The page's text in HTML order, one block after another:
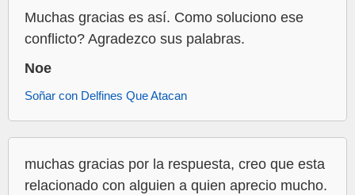
Muchas gracias es así. Como soluciono ese
conflicto? Agradezco sus palabras.
Noe
Soñar con Delfines Que Atacan
muchas gracias por la respuesta, creo que esta
relacionado con alguien a quien aprecio mucho.